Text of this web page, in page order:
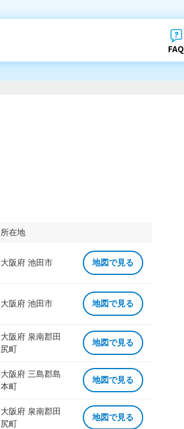
FAQ
所在地
大阪府 池田市 地図で見る
大阪府 池田市 地図で見る
大阪府 泉南郡田
尻町
地図で見る
大阪府 三島郡島
本町
地図で見る
大阪府 泉南郡田
尻町
地図で見る